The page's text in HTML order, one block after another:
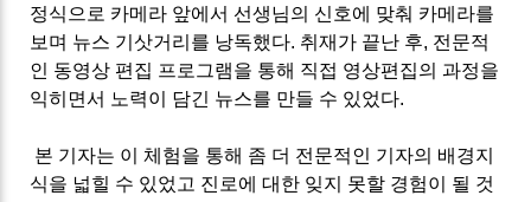
정식으로 카메라 앞에서 선생님의 신호에 맞춰 카메라를
보며 뉴스 기삿거리를 낭독했다. 취재가 끝난 후, 전문적
인 동영상 편집 프로그램을 통해 직접 영상편집의 과정을
익히면서 노력이 담긴 뉴스를 만들 수 있었다.
본 기자는 이 체험을 통해 좀 더 전문적인 기자의 배경지
식을 넓힐 수 있었고 진로에 대한 잊지 못할 경험이 될 것